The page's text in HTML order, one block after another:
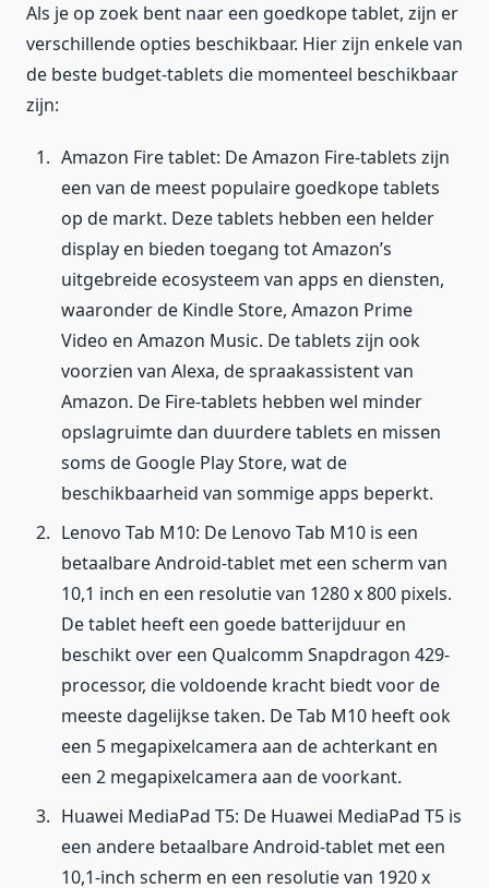
Als je op zoek bent naar een goedkope tablet, zijn er
verschillende opties beschikbaar. Hier zijn enkele van
de beste budget-tablets die momenteel beschikbaar
zijn:
Amazon Fire tablet: De Amazon Fire-tablets zijn
een van de meest populaire goedkope tablets
op de markt. Deze tablets hebben een helder
display en bieden toegang tot Amazon’s
uitgebreide ecosysteem van apps en diensten,
waaronder de Kindle Store, Amazon Prime
Video en Amazon Music. De tablets zijn ook
voorzien van Alexa, de spraakassistent van
Amazon. De Fire-tablets hebben wel minder
opslagruimte dan duurdere tablets en missen
soms de Google Play Store, wat de
beschikbaarheid van sommige apps beperkt.
Lenovo Tab M10: De Lenovo Tab M10 is een
betaalbare Android-tablet met een scherm van
10,1 inch en een resolutie van 1280 x 800 pixels.
De tablet heeft een goede batterijduur en
beschikt over een Qualcomm Snapdragon 429-
processor, die voldoende kracht biedt voor de
meeste dagelijkse taken. De Tab M10 heeft ook
een 5 megapixelcamera aan de achterkant en
een 2 megapixelcamera aan de voorkant.
Huawei MediaPad T5: De Huawei MediaPad T5 is
een andere betaalbare Android-tablet met een
10,1-inch scherm en een resolutie van 1920 x